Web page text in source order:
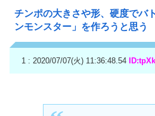
チンポの大きさや形、硬度でバ
ンモンスター」を作ろうと思う
1 : 2020/07/07(火) 11:36:48.54